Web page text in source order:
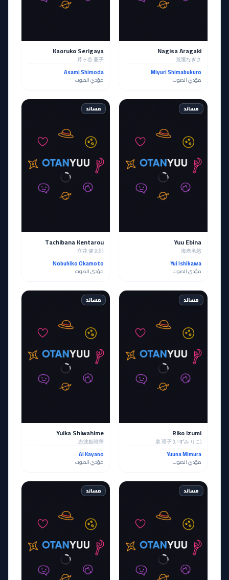
Nagisa Aragaki
荒垣なぎさ
Miyuri Shimabukuro
مؤدي الصوت
Kaoruko Serigaya
芹ヶ谷 薫子
Asami Shimoda
مؤدي الصوت
مساند
Yuu Ebina
海老名悠
Yui Ishikawa
مؤدي الصوت
مساند
Tachibana Kentarou
立花 健太郎
Nobuhiko Okamoto
مؤدي الصوت
مساند
Riko Izumi
泉 理子 (いずみ りこ)
Yuuna Mimura
مؤدي الصوت
مساند
Yuika Shiwahime
志波姫唯華
Ai Kayano
مؤدي الصوت
مساند مساند